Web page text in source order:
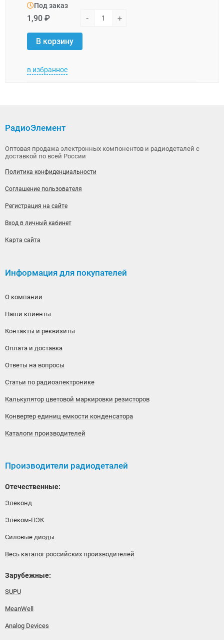
Под заказ
1,90 ₽ - +
В корзину
в избранное
РадиоЭлемент
Оптовая продажа электронных компонентов и радиодеталей с
доставкой по всей России
Политика конфиденциальности
Соглашение пользователя
Регистрация на сайте
Вход в личный кабинет
Карта сайта
Информация для покупателей
О компании
Наши клиенты
Контакты и реквизиты
Оплата и доставка
Ответы на вопросы
Статьи по радиоэлектронике
Калькулятор цветовой маркировки резисторов
Конвертер единиц емкости конденсатора
Каталоги производителей
Производители радиодеталей
Отечественные:
Элеконд
Элеком-ПЭК
Силовые диоды
Весь каталог российских производителей
Зарубежные:
SUPU
MeanWell
Analog Devices